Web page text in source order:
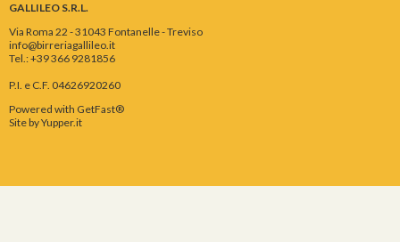
GALLILEO S.R.L.
Via Roma 22 - 31043 Fontanelle - Treviso
info@birreriagallileo.it
Tel.: +39 366 9281856
P.I. e C.F. 04626920260
Powered with GetFast®
Site byYupper.it